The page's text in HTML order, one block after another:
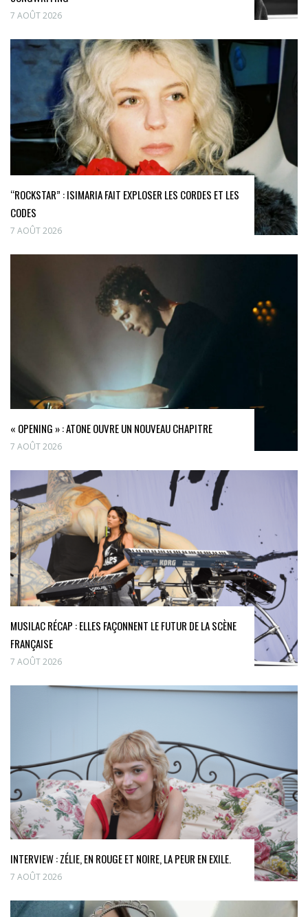
7 AOÛT 2026
“ROCKSTAR” : ISIMARIA FAIT EXPLOSER LES CORDES ET LES
CODES
7 AOÛT 2026
« OPENING » : ATONE OUVRE UN NOUVEAU CHAPITRE
7 AOÛT 2026
MUSILAC RÉCAP : ELLES FAÇONNENT LE FUTUR DE LA SCÈNE
FRANÇAISE
7 AOÛT 2026
INTERVIEW : ZÉLIE, EN ROUGE ET NOIRE, LA PEUR EN EXILE.
7 AOÛT 2026